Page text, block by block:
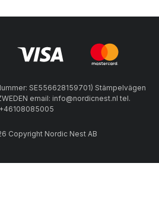
SE556628159701) Stämpelvägen
email: info@nordicnest.nl tel.
+46108085005
Copyright Nordic Nest AB